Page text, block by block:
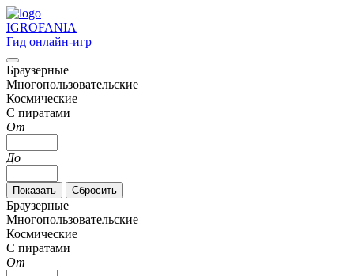
IGROFANIA
Гид онлайн-игр
Браузерные
Многопользовательские
Космические
С пиратами
От
До
Браузерные
Многопользовательские
Космические
С пиратами
От